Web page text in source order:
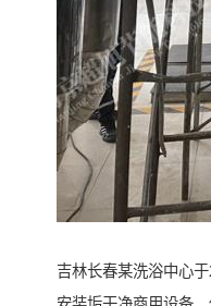
吉林长春某洗浴中心于